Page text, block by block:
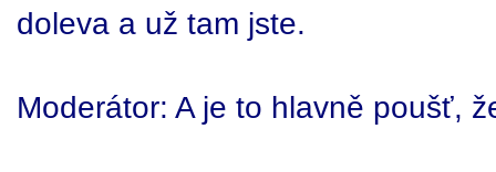
doleva a už tam jste.
Moderátor: A je to hlavně poušť,